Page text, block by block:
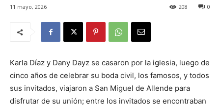
11 mayo, 2026 0
208
Karla Díaz y Dany Dayz se casaron por la iglesia, luego de
cinco años de celebrar su boda civil, los famosos, y todos
sus invitados, viajaron a San Miguel de Allende para
disfrutar de su unión; entre los invitados se encontraban